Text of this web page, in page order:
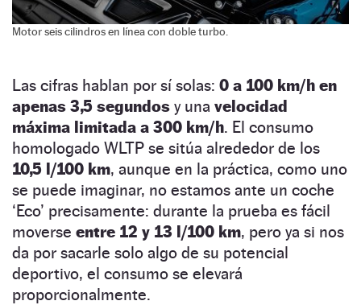
Motor seis cilindros en línea con doble turbo.
Las cifras hablan por sí solas: 0 a 100 km/h en
apenas 3,5 segundos y una velocidad
máxima limitada a 300 km/h. El consumo
homologado WLTP se sitúa alrededor de los
10,5 l/100 km, aunque en la práctica, como uno
se puede imaginar, no estamos ante un coche
‘Eco’ precisamente: durante la prueba es fácil
moverse entre 12 y 13 l/100 km, pero ya si nos
da por sacarle solo algo de su potencial
deportivo, el consumo se elevará
proporcionalmente.